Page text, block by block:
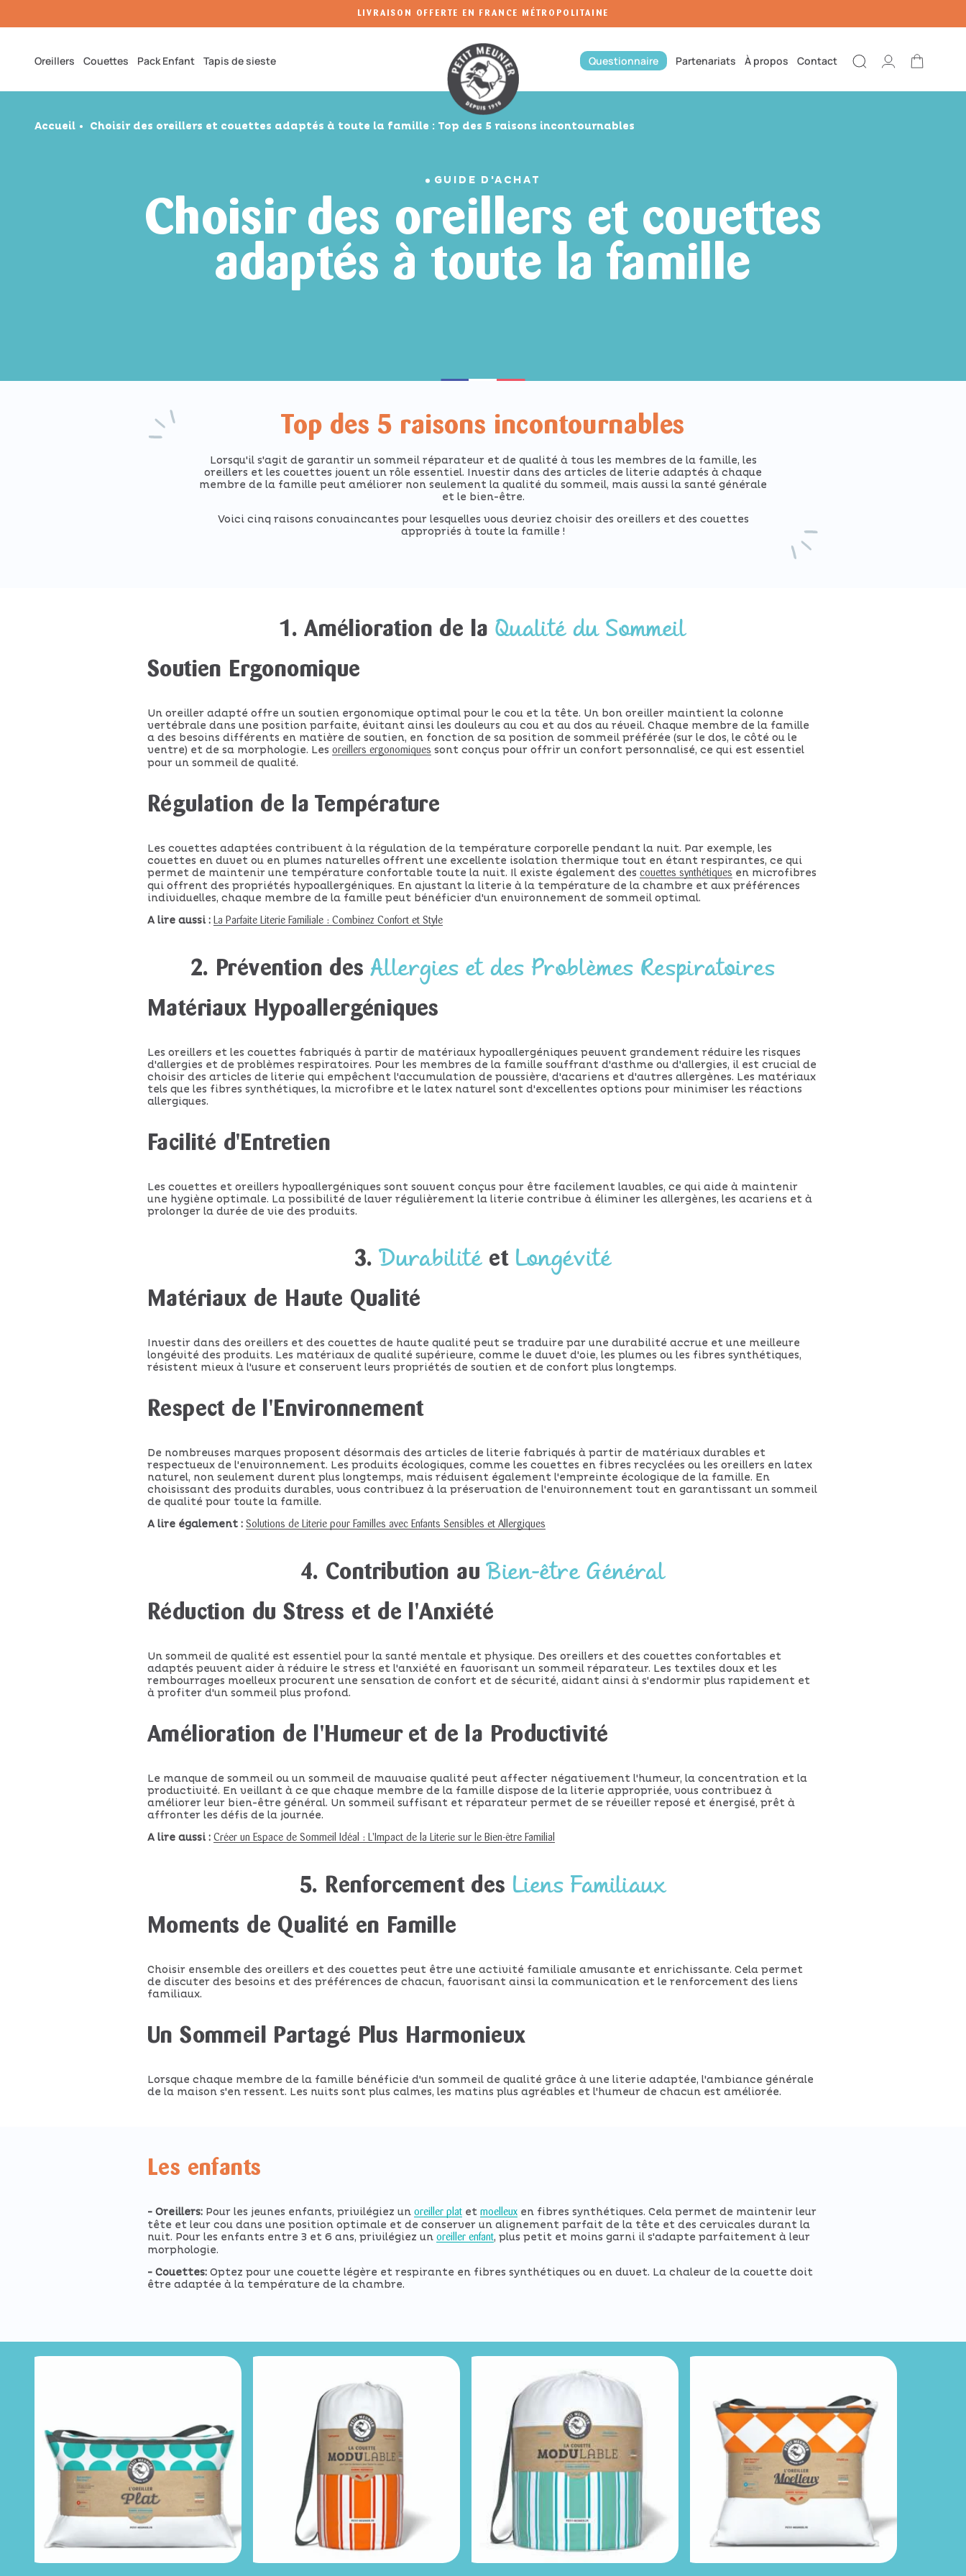
Au
LIVRAISON OFFERTE EN FRANCE MÉTROPOLITAINE
Oreillers Couettes Pack Enfant Tapis de sieste Questionnaire Partenariats À propos Contact ConnexionPanier
Accueil Choisir des oreillers et couettes adaptés à toute la famille : Top des 5 raisons incontournables
GUIDE D'ACHAT
Choisir des oreillers et couettes
adaptés à toute la famille
Top des 5 raisons incontournables
Lorsqu'il s'agit de garantir un sommeil réparateur et de qualité à tous les membres de la famille, les
oreillers et les couettes jouent un rôle essentiel. Investir dans des articles de literie adaptés à chaque
membre de la famille peut améliorer non seulement la qualité du sommeil, mais aussi la santé générale
et le bien-être.
Voici cinq raisons convaincantes pour lesquelles vous devriez choisir des oreillers et des couettes
appropriés à toute la famille !
1. Amélioration de la Qualité du Sommeil
Soutien Ergonomique
Un oreiller adapté offre un soutien ergonomique optimal pour le cou et la tête. Un bon oreiller maintient la colonne
vertébrale dans une position parfaite, évitant ainsi les douleurs au cou et au dos au réveil. Chaque membre de la famille
a des besoins différents en matière de soutien, en fonction de sa position de sommeil préférée (sur le dos, le côté ou le
ventre) et de sa morphologie. Les oreillers ergonomiques sont conçus pour offrir un confort personnalisé, ce qui est essentiel
pour un sommeil de qualité.
Régulation de la Température
Les couettes adaptées contribuent à la régulation de la température corporelle pendant la nuit. Par exemple, les
couettes en duvet ou en plumes naturelles offrent une excellente isolation thermique tout en étant respirantes, ce qui
permet de maintenir une température confortable toute la nuit. Il existe également des couettes synthétiques en microfibres
qui offrent des propriétés hypoallergéniques. En ajustant la literie à la température de la chambre et aux préférences
individuelles, chaque membre de la famille peut bénéficier d'un environnement de sommeil optimal.
A lire aussi : La Parfaite Literie Familiale : Combinez Confort et Style
2. Prévention desAllergies et des Problèmes Respiratoires
Matériaux Hypoallergéniques
Les oreillers et les couettes fabriqués à partir de matériaux hypoallergéniques peuvent grandement réduire les risques
d'allergies et de problèmes respiratoires. Pour les membres de la famille souffrant d'asthme ou d'allergies, il est crucial de
choisir des articles de literie qui empêchent l'accumulation de poussière, d'acariens et d'autres allergènes. Les matériaux
tels que les fibres synthétiques, la microfibre et le latex naturel sont d'excellentes options pour minimiser les réactions
allergiques.
Facilité d'Entretien
Les couettes et oreillers hypoallergéniques sont souvent conçus pour être facilement lavables, ce qui aide à maintenir
une hygiène optimale. La possibilité de laver régulièrement la literie contribue à éliminer les allergènes, les acariens et à
prolonger la durée de vie des produits.
3.Durabilitéet Longévité
Matériaux de Haute Qualité
Investir dans des oreillers et des couettes de haute qualité peut se traduire par une durabilité accrue et une meilleure
longévité des produits. Les matériaux de qualité supérieure, comme le duvet d'oie, les plumes ou les fibres synthétiques,
résistent mieux à l'usure et conservent leurs propriétés de soutien et de confort plus longtemps.
Respect de l'Environnement
De nombreuses marques proposent désormais des articles de literie fabriqués à partir de matériaux durables et
respectueux de l'environnement. Les produits écologiques, comme les couettes en fibres recyclées ou les oreillers en latex
naturel, non seulement durent plus longtemps, mais réduisent également l'empreinte écologique de la famille. En
choisissant des produits durables, vous contribuez à la préservation de l'environnement tout en garantissant un sommeil
de qualité pour toute la famille.
A lire également : Solutions de Literie pour Familles avec Enfants Sensibles et Allergiques
4. Contribution auBien-être Général
Réduction du Stress et de l'Anxiété
Un sommeil de qualité est essentiel pour la santé mentale et physique. Des oreillers et des couettes confortables et
adaptés peuvent aider à réduire le stress et l'anxiété en favorisant un sommeil réparateur. Les textiles doux et les
rembourrages moelleux procurent une sensation de confort et de sécurité, aidant ainsi à s'endormir plus rapidement et
à profiter d'un sommeil plus profond.
Amélioration de l'Humeur et de la Productivité
Le manque de sommeil ou un sommeil de mauvaise qualité peut affecter négativement l'humeur, la concentration et la
productivité. En veillant à ce que chaque membre de la famille dispose de la literie appropriée, vous contribuez à
améliorer leur bien-être général. Un sommeil suffisant et réparateur permet de se réveiller reposé et énergisé, prêt à
affronter les défis de la journée.
A lire aussi : Créer un Espace de Sommeil Idéal : L'Impact de la Literie sur le Bien-être Familial
5. Renforcement des Liens Familiaux
Moments de Qualité en Famille
Choisir ensemble des oreillers et des couettes peut être une activité familiale amusante et enrichissante. Cela permet
de discuter des besoins et des préférences de chacun, favorisant ainsi la communication et le renforcement des liens
familiaux.
Un Sommeil Partagé Plus Harmonieux
Lorsque chaque membre de la famille bénéficie d'un sommeil de qualité grâce à une literie adaptée, l'ambiance générale
de la maison s'en ressent. Les nuits sont plus calmes, les matins plus agréables et l'humeur de chacun est améliorée.
Les enfants
- Oreillers: Pour les jeunes enfants, privilégiez un oreiller plat et moelleux en fibres synthétiques. Cela permet de maintenir leur
tête et leur cou dans une position optimale et de conserver un alignement parfait de la tête et des cervicales durant la
nuit. Pour les enfants entre 3 et 6 ans, privilégiez un oreiller enfant, plus petit et moins garni il s'adapte parfaitement à leur
morphologie.
- Couettes: Optez pour une couette légère et respirante en fibres synthétiques ou en duvet. La chaleur de la couette doit
être adaptée à la température de la chambre.